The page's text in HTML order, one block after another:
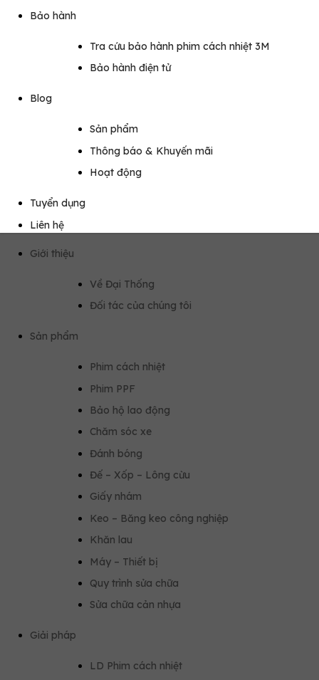
Bảo hành
Tra cứu bảo hành phim cách nhiệt 3M
Bảo hành điện tử
Blog
Sản phẩm
Thông báo & Khuyến mãi
Hoạt động
Tuyển dụng
Liên hệ
Giới thiệu
Về Đại Thống
Đối tác của chúng tôi
Sản phẩm
Phim cách nhiệt
Phim PPF
Bảo hộ lao động
Chăm sóc xe
Đánh bóng
Đế – Xốp – Lông cừu
Giấy nhám
Keo – Băng keo công nghiệp
Khăn lau
Máy – Thiết bị
Quy trình sửa chữa
Sửa chữa cản nhựa
Giải pháp
LD Phim cách nhiệt